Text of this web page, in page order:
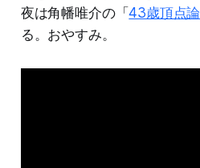
夜は角幡唯介の「43歳頂点論
る。おやすみ。